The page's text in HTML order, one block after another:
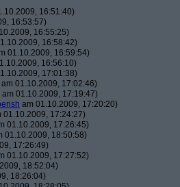
16:51:40)
16:53:57)
16:55:25)
16:58:42)
01.10.2009, 16:59:54)
16:56:10)
17:01:38)
am 01.10.2009, 17:02:46)
am 01.10.2009, 17:19:47)
am 01.10.2009, 17:20:20)
01.10.2009, 17:24:27)
01.10.2009, 17:26:45)
01.10.2009, 18:50:58)
17:26:49)
01.10.2009, 17:27:52)
18:52:04)
18:26:04)